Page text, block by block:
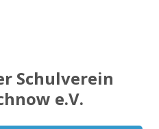
Schulverein
e.V.